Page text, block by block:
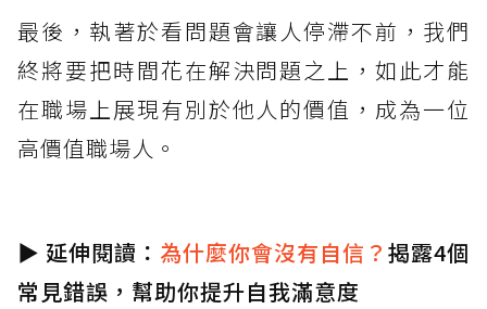
最後，執著於看問題會讓人停滯不前，我們
終將要把時間花在解決問題之上，如此才能
在職場上展現有別於他人的價值，成為一位
高價值職場人。
▶️ 延伸閱讀： 為什麼你會沒有自信？ 揭露4個
常見錯誤，幫助你提升自我滿意度